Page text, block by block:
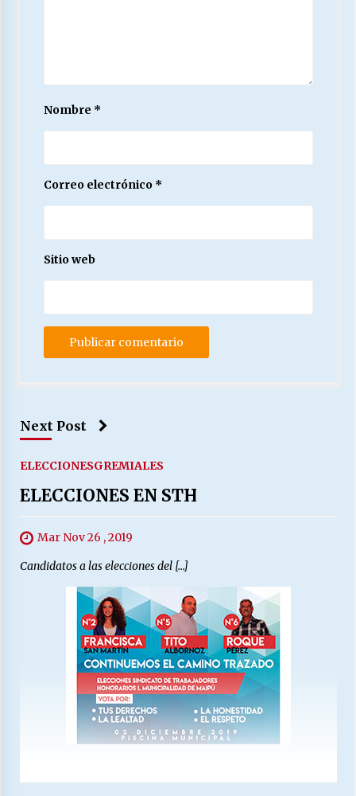
Nombre *
Correo electrónico *
Sitio web
Next Post
ELECCIONESGREMIALES
ELECCIONES EN STH
Mar Nov 26 , 2019
Candidatos a las elecciones del […]